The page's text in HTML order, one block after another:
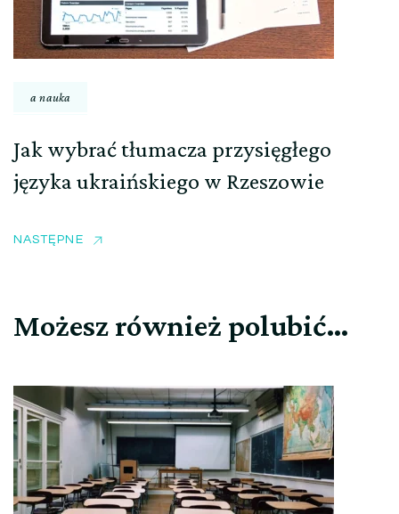
a nauka
Jak wybrać tłumacza przysięgłego
języka ukraińskiego w Rzeszowie
NASTĘPNE
Możesz również polubić…